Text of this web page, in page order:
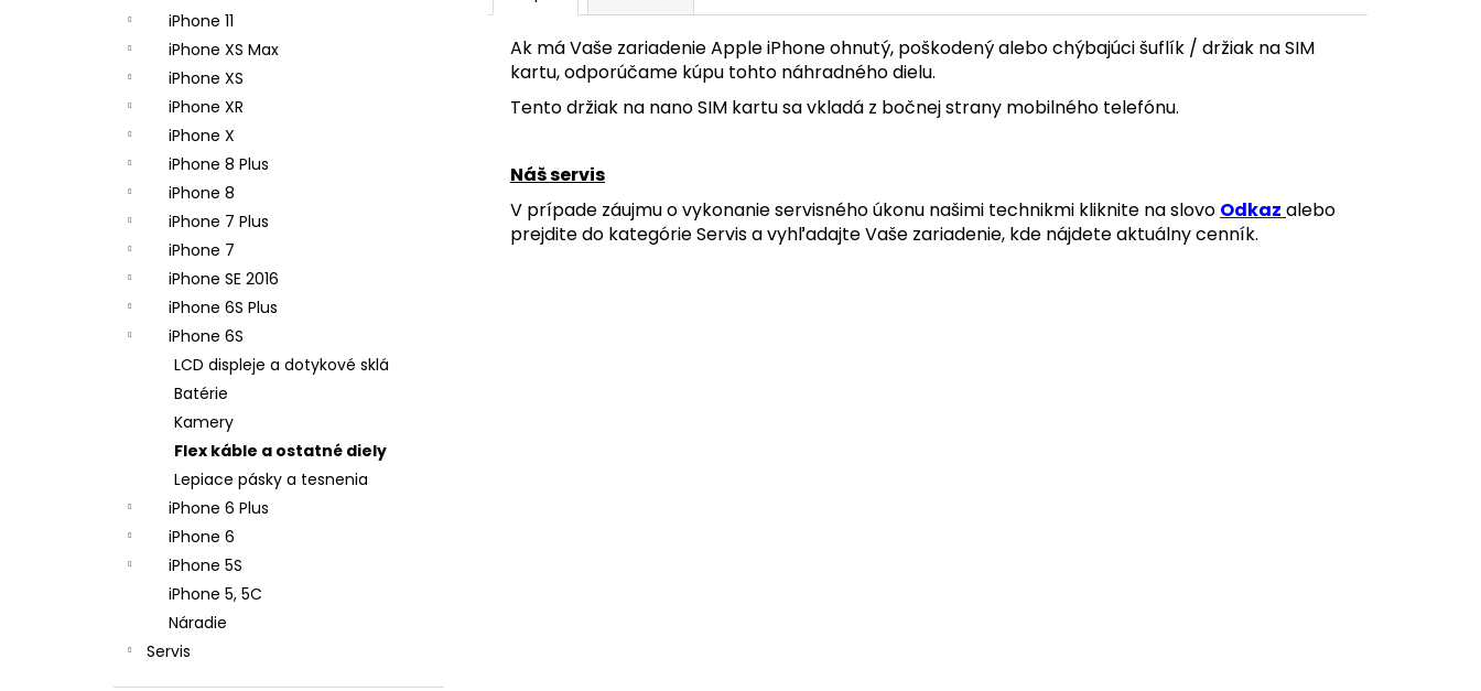
iPhone 11
iPhone XS Max
iPhone XS
iPhone XR
iPhone X
iPhone 8 Plus
iPhone 8
iPhone 7 Plus
iPhone 7
iPhone SE 2016
iPhone 6S Plus
iPhone 6S
LCD displeje a dotykové sklá
Batérie
Kamery
Flex káble a ostatné diely
Lepiace pásky a tesnenia
iPhone 6 Plus
iPhone 6
iPhone 5S
iPhone 5, 5C
Náradie
Servis
Ak má Vaše zariadenie Apple iPhone ohnutý, poškodený alebo chýbajúci šuflík / držiak na SIM
kartu, odporúčame kúpu tohto náhradného dielu.
Tento držiak na nano SIM kartu sa vkladá z bočnej strany mobilného telefónu.
Náš servis
V prípade záujmu o vykonanie servisného úkonu našimi technikmi kliknite na slovo Odkaz alebo
prejdite do kategórie Servis a vyhľadajte Vaše zariadenie, kde nájdete aktuálny cenník.